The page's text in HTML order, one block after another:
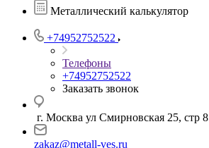
Металлический калькулятор
+74952752522
Телефоны
+74952752522
Заказать звонок
г. Москва ул Смирновская 25, стр 8
zakaz@metall-ves.ru